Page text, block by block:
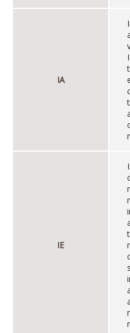
IA
IE